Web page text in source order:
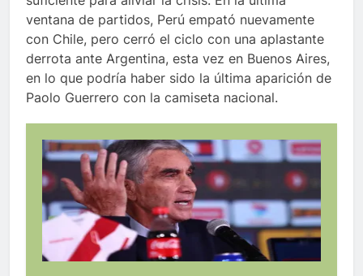
ventana de partidos, Perú empató nuevamente
con Chile, pero cerró el ciclo con una aplastante
derrota ante Argentina, esta vez en Buenos Aires,
en lo que podría haber sido la última aparición de
Paolo Guerrero con la camiseta nacional.